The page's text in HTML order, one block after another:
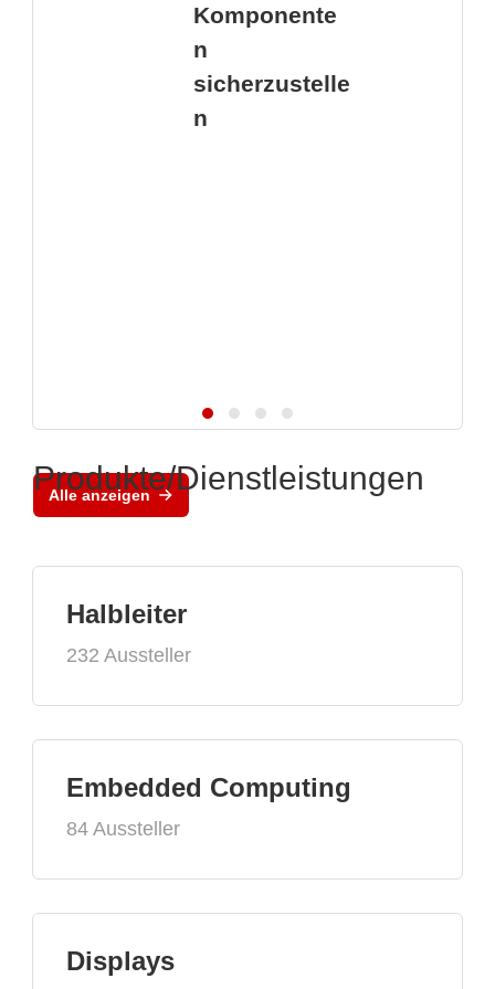
Komponente
n
sicherzustelle
n
Alle anzeigen
Produkte/Dienstleistungen
Halbleiter
232 Aussteller
Embedded Computing
84 Aussteller
Displays